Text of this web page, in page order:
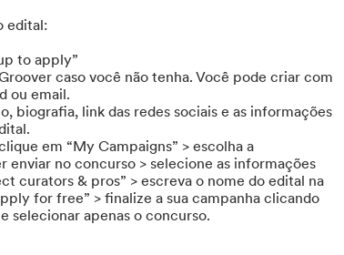
edital:
to apply”
caso você não tenha. Você pode criar com
ou email.
biografia, link das redes sociais e as informações
em “My Campaigns” > escolha a
no concurso > selecione as informações
curators & pros” > escreva o nome do edital na
for free” > finalize a sua campanha clicando
selecionar apenas o concurso.